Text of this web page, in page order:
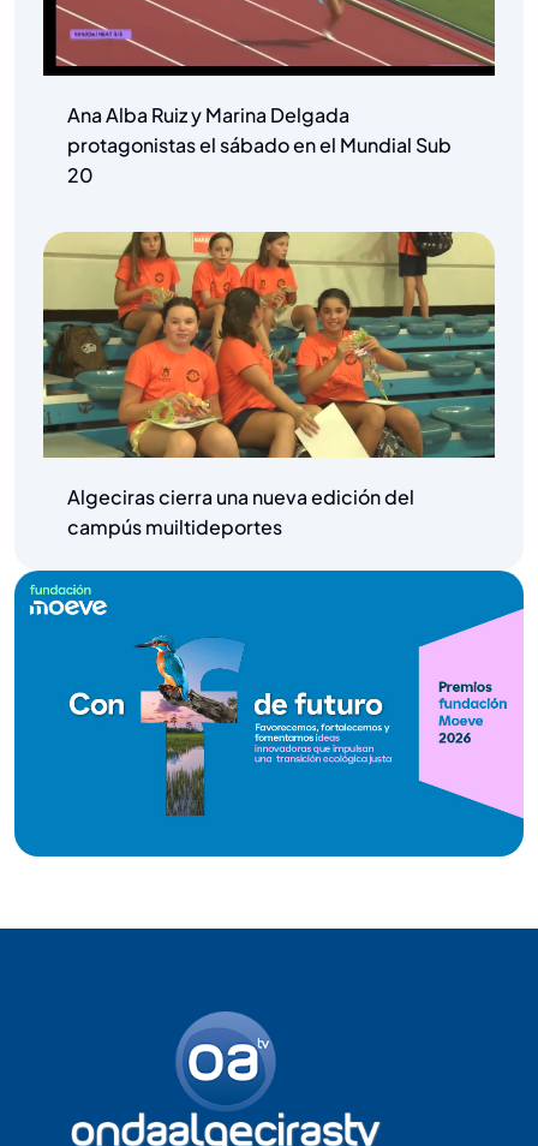
Ana Alba Ruiz y Marina Delgada
protagonistas el sábado en el Mundial Sub
20
Algeciras cierra una nueva edición del
campús muiltideportes